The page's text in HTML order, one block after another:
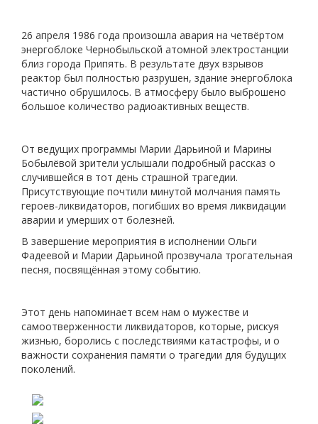
26 апреля 1986 года произошла авария на четвёртом
энергоблоке Чернобыльской атомной электростанции
близ города Припять. В результате двух взрывов
реактор был полностью разрушен, здание энергоблока
частично обрушилось. В атмосферу было выброшено
большое количество радиоактивных веществ.
От ведущих программы Марии Дарьиной и Марины
Бобылёвой зрители услышали подробный рассказ о
случившейся в тот день страшной трагедии.
Присутствующие почтили минутой молчания память
героев-ликвидаторов, погибших во время ликвидации
аварии и умерших от болезней.
В завершение мероприятия в исполнении Ольги
Фадеевой и Марии Дарьиной прозвучала трогательная
песня, посвящённая этому событию.
Этот день напоминает всем нам о мужестве и
самоотверженности ликвидаторов, которые, рискуя
жизнью, боролись с последствиями катастрофы, и о
важности сохранения памяти о трагедии для будущих
поколений.